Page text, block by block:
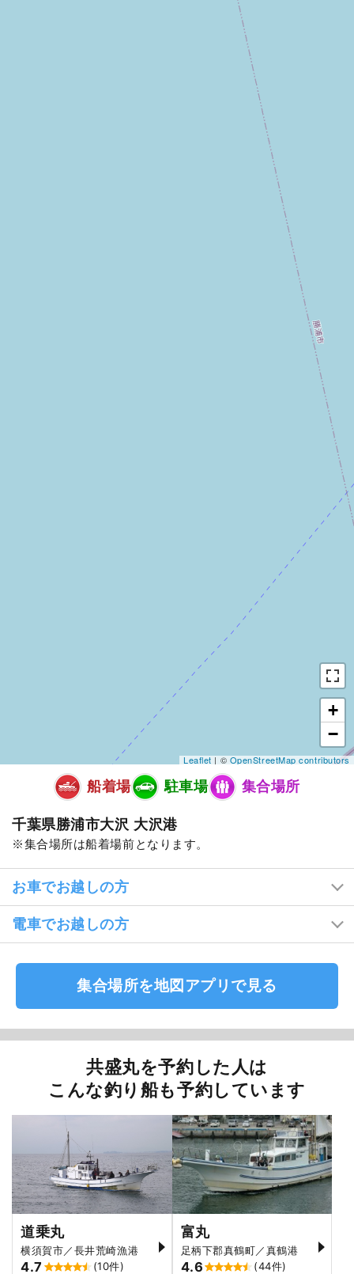
+
−
Leaflet| ©OpenStreetMap contributors
船着場 駐車場 集合場所
千葉県勝浦市大沢 大沢港
集合場所は船着場前となります。
お車でお越しの方
電車でお越しの方
集合場所を地図アプリで見る
共盛丸を予約した人は
こんな釣り船も予約しています
道乗丸
横須賀市／長井荒崎漁港
4.7 (10件)
富丸
足柄下郡真鶴町／真鶴港
4.6 (44件)